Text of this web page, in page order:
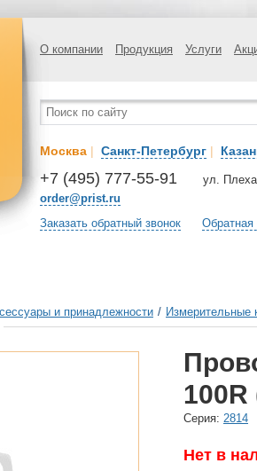
О компании Продукция Услуги
Москва | Санкт-Петербург |
+7 (495) 777-55-91
order@prist.ru
ул.
Заказать обратный звонок Обратная
и принадлежности / Измерительные
Cерия: 2814
Нет в